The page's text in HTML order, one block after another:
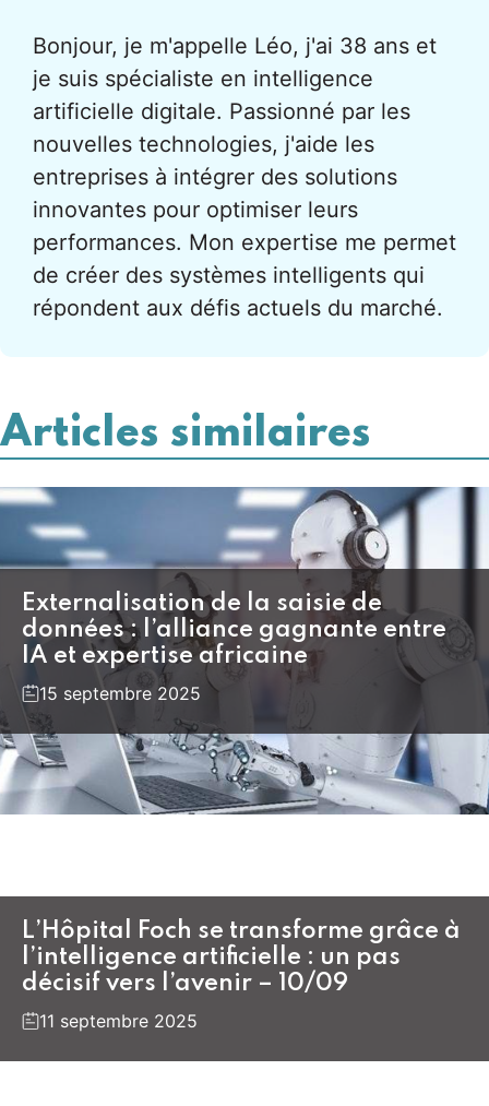
Bonjour, je m'appelle Léo, j'ai 38 ans et
je suis spécialiste en intelligence
artificielle digitale. Passionné par les
nouvelles technologies, j'aide les
entreprises à intégrer des solutions
innovantes pour optimiser leurs
performances. Mon expertise me permet
de créer des systèmes intelligents qui
répondent aux défis actuels du marché.
Articles similaires
Externalisation de la saisie de
données : l’alliance gagnante entre
IA et expertise africaine
15 septembre 2025
L’Hôpital Foch se transforme grâce à
l’intelligence artificielle : un pas
décisif vers l’avenir – 10/09
11 septembre 2025